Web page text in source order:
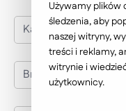
Kategoria realizacji
Branża
Używamy plików
śledzenia, aby
naszej witryny,
treści i reklamy,
witrynie i
użytkownicy.